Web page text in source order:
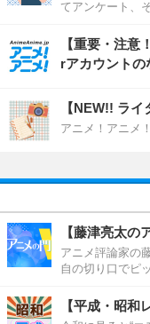
てアンケート、
【重要・注
rアカウントの
【NEW!! ライ
アニメ！アニメ
【藤津亮太の
アニメ評論家の
自の切り口でピ
【平成・昭和